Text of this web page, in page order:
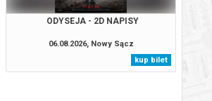
ODYSEJA - 2D NAPISY
06.08.2026, Nowy Sącz
kup bilet